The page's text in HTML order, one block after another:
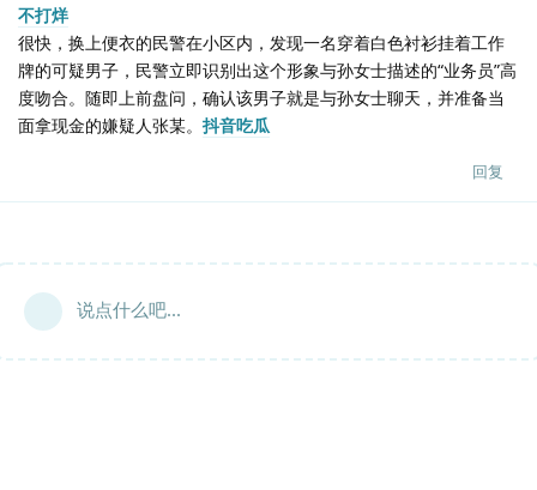
不打烊
很快，换上便衣的民警在小区内，发现一名穿着白色衬衫挂着工作
牌的可疑男子，民警立即识别出这个形象与孙女士描述的“业务员”高
度吻合。随即上前盘问，确认该男子就是与孙女士聊天，并准备当
面拿现金的嫌疑人张某。 抖音吃瓜
回复
说点什么吧...